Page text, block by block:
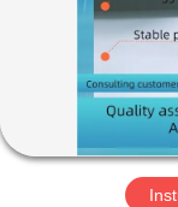
SUJET
DE
NOUS